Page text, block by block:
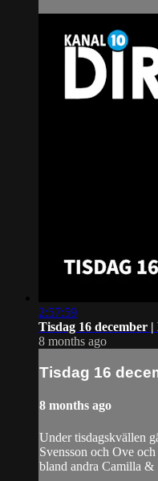
2:57:59
Tisdag 16 december
8 months ago
Tisdag 16
8 months ago
Under tisdagskvällen
Svensson och Ove
bland andra Camilla &